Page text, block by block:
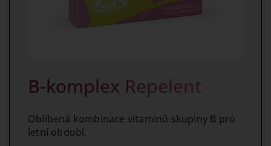
B-komplex Repelent
Oblíbená kombinace vitaminů skupiny B pro
letní období.